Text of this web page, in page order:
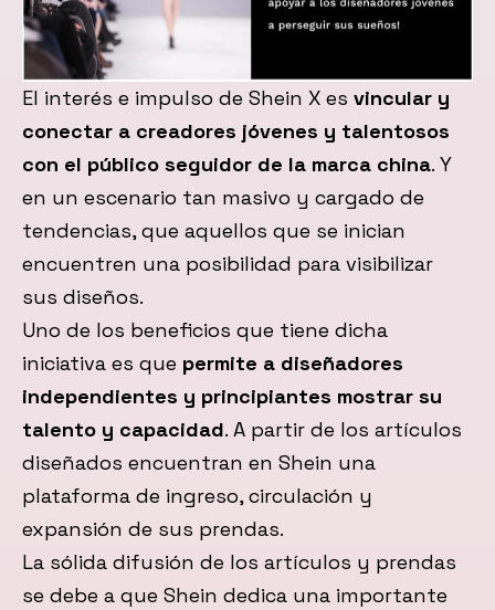
El interés e impulso de Shein X es vincular y
conectar a creadores jóvenes y talentosos
con el público seguidor de la marca china. Y
en un escenario tan masivo y cargado de
tendencias, que aquellos que se inician
encuentren una posibilidad para visibilizar
sus diseños.
Uno de los beneficios que tiene dicha
iniciativa es que permite a diseñadores
independientes y principiantes mostrar su
talento y capacidad. A partir de los artículos
diseñados encuentran en Shein una
plataforma de ingreso, circulación y
expansión de sus prendas.
La sólida difusión de los artículos y prendas
se debe a que Shein dedica una importante